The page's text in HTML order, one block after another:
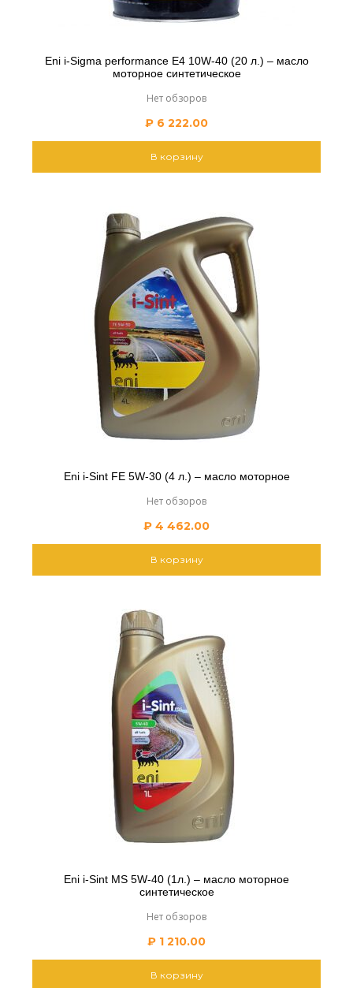
Eni i-Sigma performance E4 10W-40 (20 л.) – масло
моторное синтетическое
Нет обзоров
₽ 6 222.00
В корзину
Eni i-Sint FE 5W-30 (4 л.) – масло моторное
Нет обзоров
₽ 4 462.00
В корзину
Eni i-Sint MS 5W-40 (1л.) – масло моторное
синтетическое
Нет обзоров
₽ 1 210.00
В корзину